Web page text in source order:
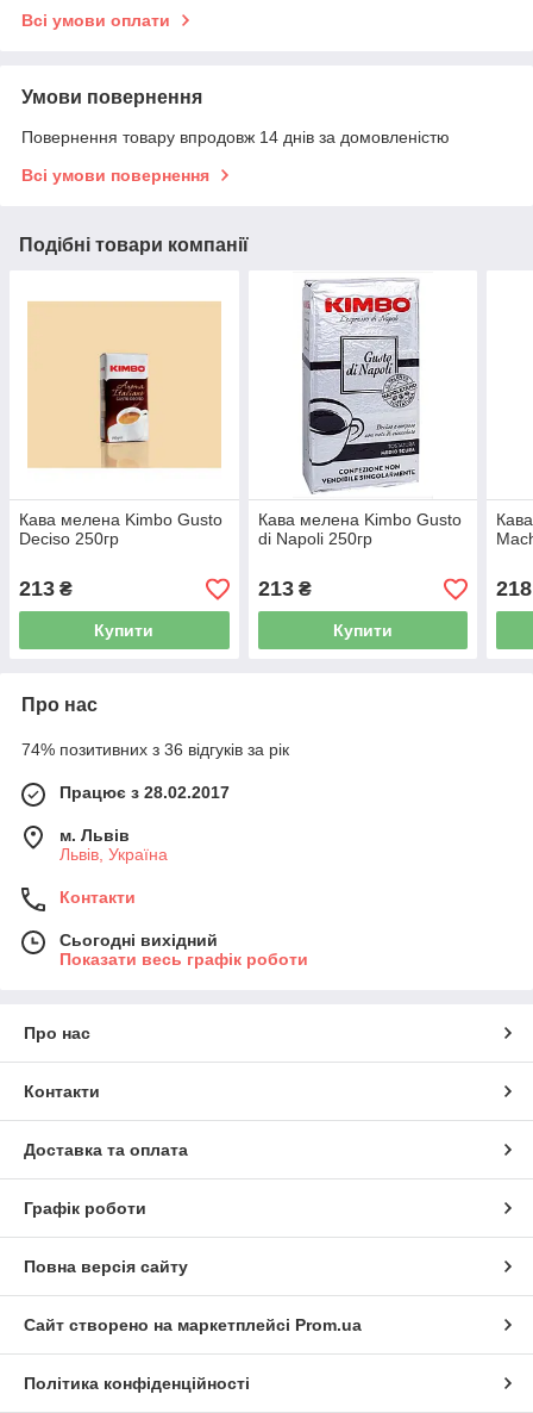
Всі умови оплати
Умови повернення
Повернення товару впродовж 14 днів за домовленістю
Всі умови повернення
Подібні товари компанії
Кава мелена Kimbo Gusto
Deciso 250гр
213 ₴
Купити
Кава мелена Kimbo Gusto
di Napoli 250гр
213₴
Купити
218
Про нас
74% позитивних з 36 відгуків за рік
Працює з 28.02.2017
м. Львів
Львів, Україна
Контакти
Сьогодні вихідний
Показати весь графік роботи
Про нас
Контакти
Доставка та оплата
Графік роботи
Повна версія сайту
Сайт створено на маркетплейсі Prom.ua
Політика конфіденційності